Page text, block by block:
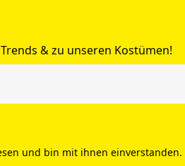
& zu unseren Kostümen!
und bin mit ihnen einverstanden.